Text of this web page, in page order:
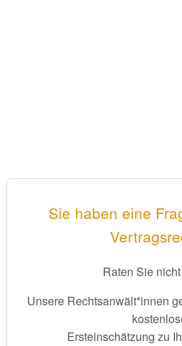
Sie haben eine
Raten Sie
Unsere Rechtsanwält*innen
Ersteinschätzung zu